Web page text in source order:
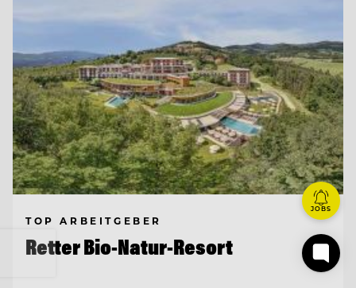
TOP ARBEITGEBER
Retter Bio-Natur-Resort
JOBS